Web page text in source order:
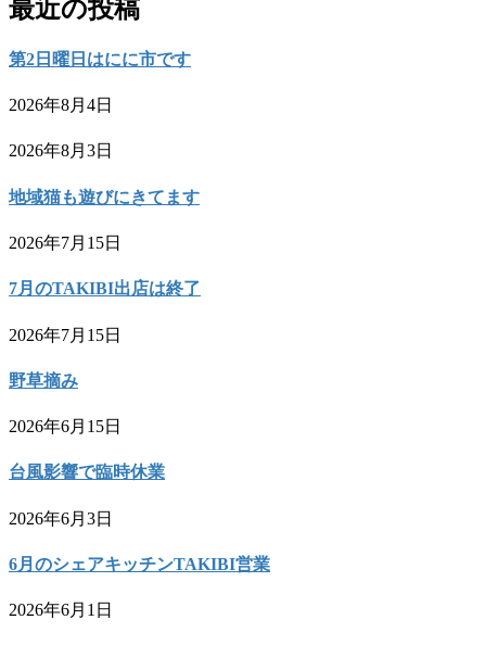
最近の投稿
第2日曜日はにに市です
2026年8月4日
2026年8月3日
地域猫も遊びにきてます
2026年7月15日
7月のTAKIBI出店は終了
2026年7月15日
野草摘み
2026年6月15日
台風影響で臨時休業
2026年6月3日
6月のシェアキッチンTAKIBI営業
2026年6月1日